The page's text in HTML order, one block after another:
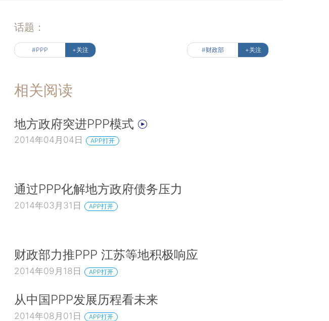
话题：
#PPP +关注 #财政部 +关注
相关阅读
地方政府突进PPP模式
2014年04月04日 APP打开
通过PPP化解地方政府债务压力
2014年03月31日 APP打开
财政部力推PPP 江苏等地积极响应
2014年09月18日 APP打开
从中国PPP发展历程看未来
2014年08月01日 APP打开